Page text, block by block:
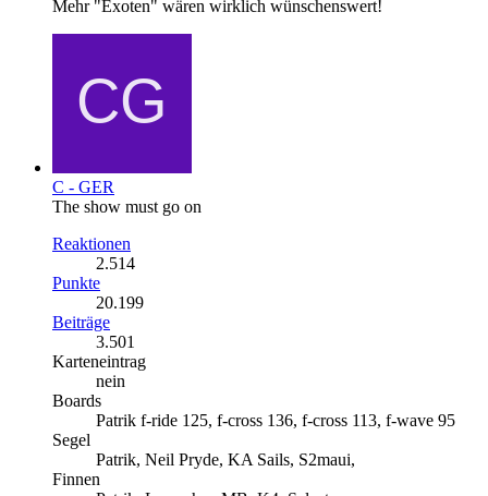
Mehr "Exoten" wären wirklich wünschenswert!
C - GER
The show must go on
Reaktionen
2.514
Punkte
20.199
Beiträge
3.501
Karteneintrag
nein
Boards
Patrik f-ride 125, f-cross 136, f-cross 113, f-wave 95
Segel
Patrik, Neil Pryde, KA Sails, S2maui,
Finnen